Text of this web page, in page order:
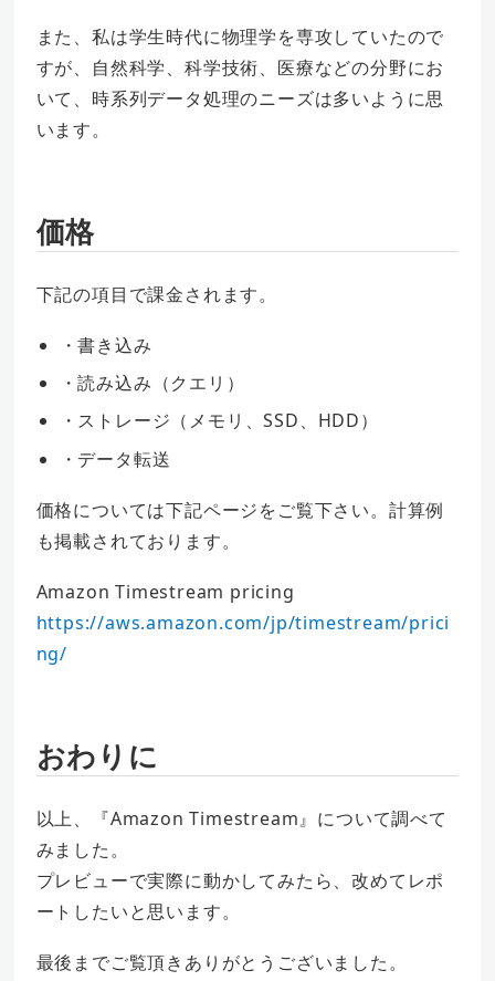
また、私は学生時代に物理学を専攻していたので
すが、自然科学、科学技術、医療などの分野にお
いて、時系列データ処理のニーズは多いように思
います。
価格
下記の項目で課金されます。
・書き込み
・読み込み（クエリ）
・ストレージ（メモリ、SSD、HDD）
・データ転送
価格については下記ページをご覧下さい。計算例
も掲載されております。
Amazon Timestream pricing
https://aws.amazon.com/jp/timestream/prici
ng/
おわりに
以上、『Amazon Timestream』について調べて
みました。
プレビューで実際に動かしてみたら、改めてレポ
ートしたいと思います。
最後までご覧頂きありがとうございました。